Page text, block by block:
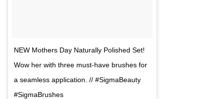
NEW Mothers Day Naturally Polished Set!
Wow her with three must-have brushes for
a seamless application. // #SigmaBeauty
#SigmaBrushes